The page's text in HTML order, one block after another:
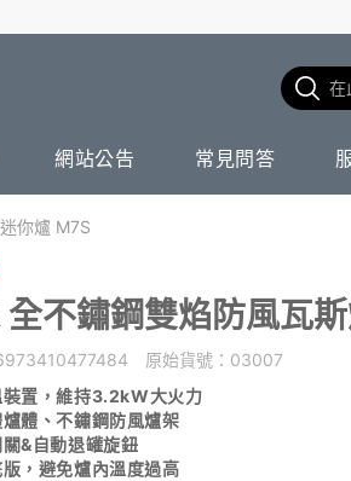
網站公告 常見問答
你爐 M7S
全不鏽鋼雙焰防風瓦
原始貨號： 03007
置，維持3.2kW大火力
體、不鏽鋼防風爐架
&自動退罐旋鈕
，避免爐內溫度過高